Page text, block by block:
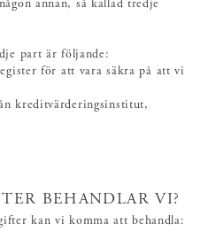
annan, så kallad tredje
part är följande:
för att vara säkra på att vi
kreditvärderingsinstitut,
BEHANDLAR VI?
kan vi komma att behandla: